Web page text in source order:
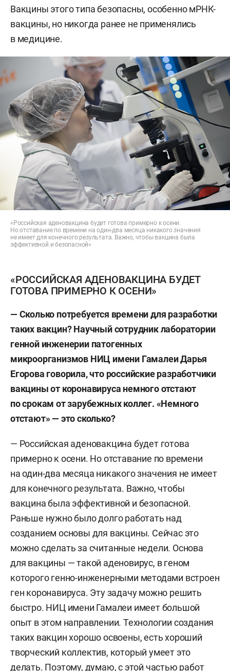
Вакцины этого типа безопасны, особенно мРНК-
вакцины, но никогда ранее не применялись
в медицине.
«Российская аденовакцина будет готова примерно к осени.
Но отставание по времени на один-два месяца никакого значения
не имеет для конечного результата. Важно, чтобы вакцина была
эффективной и безопасной»
«РОССИЙСКАЯ АДЕНОВАКЦИНА БУДЕТ
ГОТОВА ПРИМЕРНО К ОСЕНИ»
— Сколько потребуется времени для разработки
таких вакцин? Научный сотрудник лаборатории
генной инженерии патогенных
микроорганизмов НИЦ имени Гамалеи Дарья
Егорова говорила, что российские разработчики
вакцины от коронавируса немного отстают
по срокам от зарубежных коллег. «Немного
отстают» — это сколько?
— Российская аденовакцина будет готова
примерно к осени. Но отставание по времени
на один-два месяца никакого значения не имеет
для конечного результата. Важно, чтобы
вакцина была эффективной и безопасной.
Раньше нужно было долго работать над
созданием основы для вакцины. Сейчас это
можно сделать за считанные недели. Основа
для вакцины — такой аденовирус, в геном
которого генно-инженерными методами встроен
ген коронавируса. Эту задачу можно решить
быстро. НИЦ имени Гамалеи имеет большой
опыт в этом направлении. Технологии создания
таких вакцин хорошо освоены, есть хороший
творческий коллектив, который умеет это
делать. Поэтому, думаю, с этой частью работ